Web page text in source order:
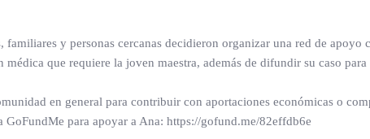
familiares y personas cercanas decidieron organizar una red de
médica que requiere la joven maestra, además de difundir su caso
en general para contribuir con aportaciones económicas o
GoFundMe para apoyar a Ana: https://gofund.me/82effdb6e